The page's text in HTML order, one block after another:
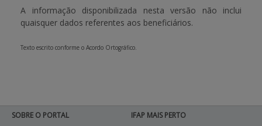
A informação disponibilizada nesta versão não inclui
quaisquer dados referentes aos beneficiários.
Texto escrito conforme o Acordo Ortográfico.
SOBRE O PORTAL
IFAP MAIS PERTO